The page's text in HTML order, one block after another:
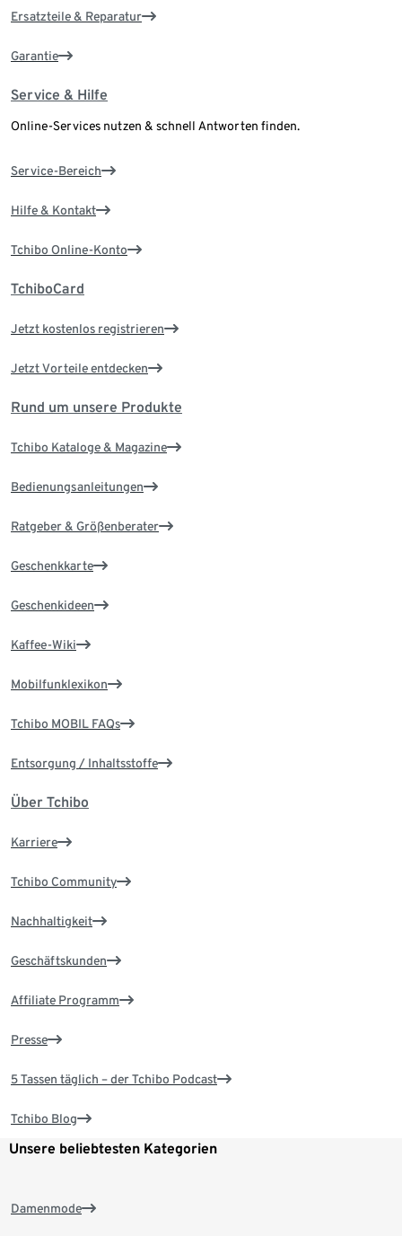
Ersatzteile & Reparatur
Garantie
Service & Hilfe
Online-Services nutzen & schnell Antworten finden.
Service-Bereich
Hilfe & Kontakt
Tchibo Online-Konto
TchiboCard
Jetzt kostenlos registrieren
Jetzt Vorteile entdecken
Rund um unsere Produkte
Tchibo Kataloge & Magazine
Bedienungsanleitungen
Ratgeber & Größenberater
Geschenkkarte
Geschenkideen
Kaffee-Wiki
Mobilfunklexikon
Tchibo MOBIL FAQs
Entsorgung / Inhaltsstoffe
Über Tchibo
Karriere
Tchibo Community
Nachhaltigkeit
Geschäftskunden
Affiliate Programm
Presse
5 Tassen täglich – der Tchibo Podcast
Tchibo Blog
Unsere beliebtesten Kategorien
Damenmode